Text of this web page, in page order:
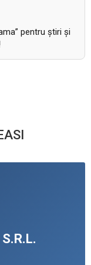
pentru ştiri şi